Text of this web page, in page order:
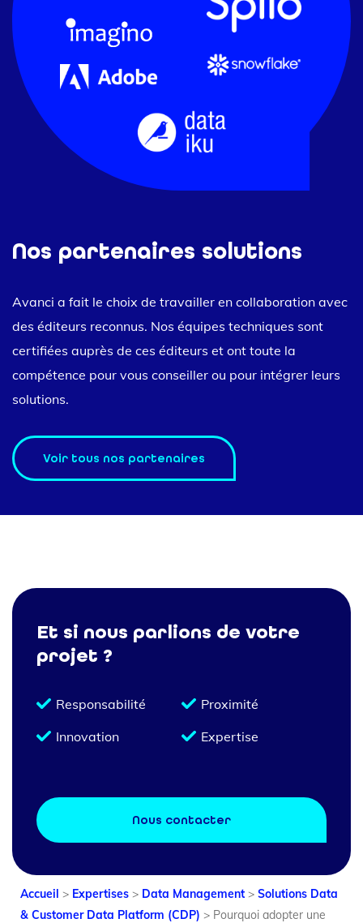
Nos partenaires solutions
Avanci a fait le choix de travailler en collaboration avec
des éditeurs reconnus. Nos équipes techniques sont
certifiées auprès de ces éditeurs et ont toute la
compétence pour vous conseiller ou pour intégrer leurs
solutions.
Voir tous nos partenaires
Et si nous parlions de votre
projet ?
Responsabilité
Proximité
Innovation
Expertise
Nous contacter
Accueil > Expertises > Data Management > Solutions Data
& Customer Data Platform (CDP) > Pourquoi adopter une